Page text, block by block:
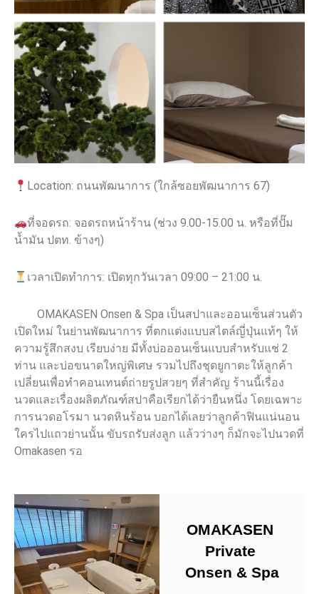
Location: ถนนพัฒนาการ (ใกล้ซอยพัฒนาการ 67)
ที่จอดรถ: จอดรถหน้าร้าน (ช่วง 9.00-15.00 น. หรือที่ปั๊ม
น้ำมัน ปตท. ข้างๆ)
เวลาเปิดทำการ: เปิดทุกวันเวลา 09:00 – 21:00 น.
OMAKASEN Onsen & Spa เป็นสปาและออนเซ็นส่วนตัว
เปิดใหม่ ในย่านพัฒนาการ ที่ตกแต่งแบบสไตล์ญี่ปุ่นแท้ๆ ให้
ความรู้สึกสงบ เรียบง่าย มีทั้งบ่อออนเซ็นแบบสำหรับแช่ 2
ท่าน และบ่อขนาดใหญ่พิเศษ รวมไปถึงชุดยูกาตะให้ลูกค้า
เปลี่ยนเพื่อทำคอนเทนต์ถ่ายรูปสวยๆ ที่สำคัญ ร้านนี้เรื่อง
นวดและเรื่องผลิตภัณฑ์สปาคือเรียกได้ว่ายืนหนึ่ง โดยเฉพาะ
การนวดอโรมา นวดหินร้อน บอกได้เลยว่าลูกค้าฟินแน่นอน
ใครไปแถวย่านนั้น ขับรถรับส่งลูก แล้วว่างๆ ก็มักจะไปนวดที่
Omakasen รอ
OMAKASEN
Private
Onsen & Spa